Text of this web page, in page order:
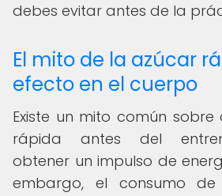
debes evitar antes de la
El mito de la azúcar
efecto en el cuerpo
Existe un mito común
rápida antes del
obtener un impulso de
embargo, el consumo